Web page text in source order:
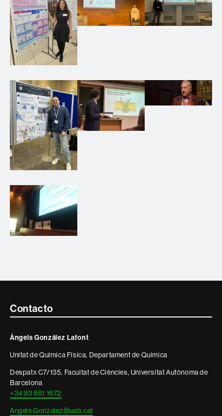
Contacte
informació
legal
Contacto
Àngels González Lafont
Unitat de Química Física, Departament de Química
Despatx C7/135, Facultat de Ciències, Universitat Autònoma de
Barcelona
+34 93 581 1672
Angels.Gonzalez@uab.cat